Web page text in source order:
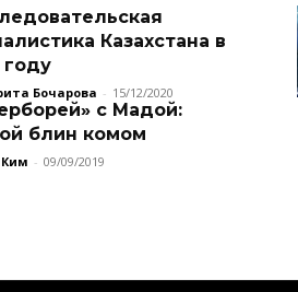
Казахстана в
году
Бочарова - 15/12/2020
с Мадой:
блин комом
Ким - 09/09/2019